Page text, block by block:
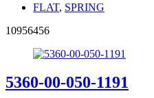
FLAT, SPRING
10956456
5360-00-050-1191